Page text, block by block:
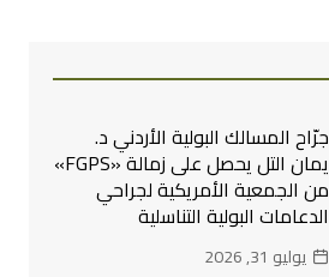
جرّاح المسالك البولية الأردني د.
يمان التل يحصل على زمالة «FGPS»
من الجمعية الأمريكية لجراحي
الدعامات البولية التناسلية
يوليو 31, 2026